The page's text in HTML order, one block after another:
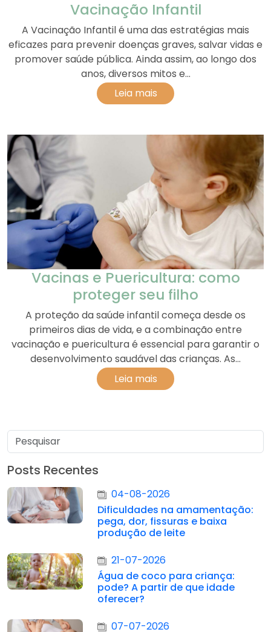
Vacinação Infantil
A Vacinação Infantil é uma das estratégias mais
eficazes para prevenir doenças graves, salvar vidas e
promover saúde pública. Ainda assim, ao longo dos
anos, diversos mitos e...
Leia mais
Vacinas e Puericultura: como
proteger seu filho
A proteção da saúde infantil começa desde os
primeiros dias de vida, e a combinação entre
vacinação e puericultura é essencial para garantir o
desenvolvimento saudável das crianças. As...
Leia mais
Posts Recentes
04-08-2026
Dificuldades na amamentação:
pega, dor, fissuras e baixa
produção de leite
21-07-2026
Água de coco para criança:
pode? A partir de que idade
oferecer?
07-07-2026